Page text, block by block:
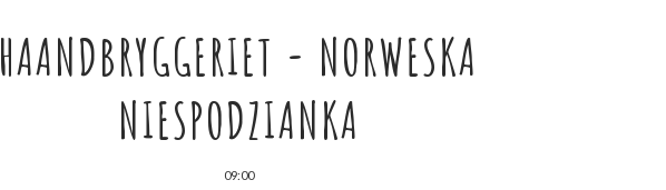
HAANDBRYGGERIET - NORWESKA
NIESPODZIANKA
09:00